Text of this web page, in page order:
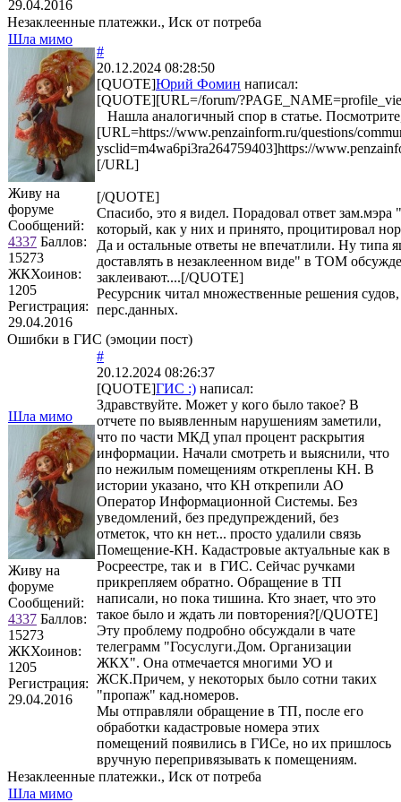
29.04.2016
Незаклеенные платежки., Иск от потреба
Шла мимо
Живу на
форуме
Сообщений:
4337 Баллов:
15273
ЖКХоинов:
1205
Регистрация:
29.04.2016
#
20.12.2024 08:28:50
[QUOTE]Юрий Фомин написал:
[QUOTE][URL=/forum/
Нашла аналогичный спор в статье.
[URL=https://www.penzainform.ru/questions/
ysclid=m4wa6pi3ra264759403]https://
[/URL]
[/QUOTE]
Спасибо, это я видел. Порадовал ответ
который, как у них и принято, процитировал
Да и остальные ответы не впечатлили. Ну типа
доставлять в незаклеенном виде" в ТОМ
заклеивают....[/QUOTE]
Ресурсник читал множественные решения
перс.данных.
Ошибки в ГИС (эмоции пост)
Шла мимо
Живу на
форуме
Сообщений:
4337 Баллов:
15273
ЖКХоинов:
1205
Регистрация:
29.04.2016
#
20.12.2024 08:26:37
[QUOTE]ГИС :) написал:
Здравствуйте. Может у кого было такое? В
отчете по выявленным нарушениям заметили,
что по части МКД упал процент раскрытия
информации. Начали смотреть и выяснили, что
по нежилым помещениям откреплены КН. В
истории указано, что КН открепили АО
Оператор Информационной Системы. Без
уведомлений, без предупреждений, без
отметок, что кн нет... просто удалили связь
Помещение-КН. Кадастровые актуальные как в
Росреестре, так и в ГИС. Сейчас ручками
прикрепляем обратно. Обращение в ТП
написали, но пока тишина. Кто знает, что это
такое было и ждать ли повторения?[/QUOTE]
Эту проблему подробно обсуждали в чате
телеграмм "Госуслуги.Дом. Организации
ЖКХ". Она отмечается многими УО и
ЖСК.Причем, у некоторых было сотни таких
"пропаж" кад.номеров.
Мы отправляли обращение в ТП, после его
обработки кадастровые номера этих
помещений появились в ГИСе, но их пришлось
вручную перепривязывать к помещениям.
Незаклеенные платежки., Иск от потреба
Шла мимо